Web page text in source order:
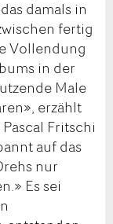
damals in
fertig
Vollendung
in der
Male
erzählt
Fritschi
auf das
nur
Es sei